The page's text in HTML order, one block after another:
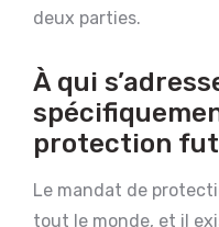
deux parties.
À qui
protection
Le mandat de
tout le monde, et il